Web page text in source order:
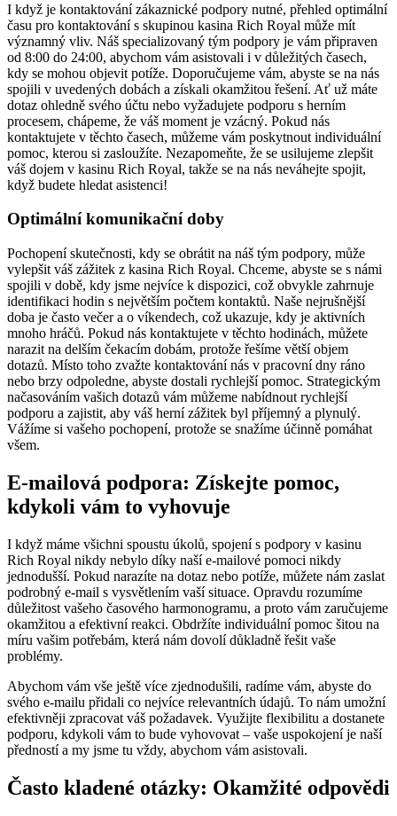
I když je kontaktování zákaznické podpory nutné, přehled optimální
času pro kontaktování s skupinou kasina Rich Royal může mít
významný vliv. Náš specializovaný tým podpory je vám připraven
od 8:00 do 24:00, abychom vám asistovali i v důležitých časech,
kdy se mohou objevit potíže. Doporučujeme vám, abyste se na nás
spojili v uvedených dobách a získali okamžitou řešení. Ať už máte
dotaz ohledně svého účtu nebo vyžadujete podporu s herním
procesem, chápeme, že váš moment je vzácný. Pokud nás
kontaktujete v těchto časech, můžeme vám poskytnout individuální
pomoc, kterou si zasloužíte. Nezapomeňte, že se usilujeme zlepšit
váš dojem v kasinu Rich Royal, takže se na nás neváhejte spojit,
když budete hledat asistenci!
Optimální komunikační doby
Pochopení skutečnosti, kdy se obrátit na náš tým podpory, může
vylepšit váš zážitek z kasina Rich Royal. Chceme, abyste se s námi
spojili v době, kdy jsme nejvíce k dispozici, což obvykle zahrnuje
identifikaci hodin s největším počtem kontaktů. Naše nejrušnější
doba je často večer a o víkendech, což ukazuje, kdy je aktivních
mnoho hráčů. Pokud nás kontaktujete v těchto hodinách, můžete
narazit na delším čekacím dobám, protože řešíme větší objem
dotazů. Místo toho zvažte kontaktování nás v pracovní dny ráno
nebo brzy odpoledne, abyste dostali rychlejší pomoc. Strategickým
načasováním vašich dotazů vám můžeme nabídnout rychlejší
podporu a zajistit, aby váš herní zážitek byl příjemný a plynulý.
Vážíme si vašeho pochopení, protože se snažíme účinně pomáhat
všem.
E-mailová podpora: Získejte pomoc,
kdykoli vám to vyhovuje
I když máme všichni spoustu úkolů, spojení s podpory v kasinu
Rich Royal nikdy nebylo díky naší e-mailové pomoci nikdy
jednodušší. Pokud narazíte na dotaz nebo potíže, můžete nám zaslat
podrobný e-mail s vysvětlením vaší situace. Opravdu rozumíme
důležitost vašeho časového harmonogramu, a proto vám zaručujeme
okamžitou a efektivní reakci. Obdržíte individuální pomoc šitou na
míru vašim potřebám, která nám dovolí důkladně řešit vaše
problémy.
Abychom vám vše ještě více zjednodušili, radíme vám, abyste do
svého e-mailu přidali co nejvíce relevantních údajů. To nám umožní
efektivněji zpracovat váš požadavek. Využijte flexibilitu a dostanete
podporu, kdykoli vám to bude vyhovovat – vaše uspokojení je naší
předností a my jsme tu vždy, abychom vám asistovali.
Často kladené otázky: Okamžité odpovědi